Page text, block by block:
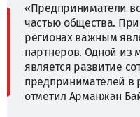
«Предприниматели
частью общества.
регионах важным
партнеров. Одной из
является развитие
предпринимателей в
отметил Арманжан